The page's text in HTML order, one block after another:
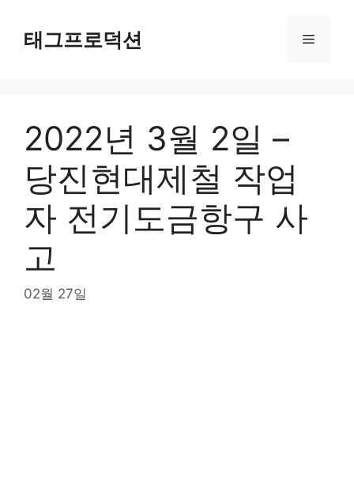
content태그프로덕션 Menu
2022년 3월 2일 –
당진현대제철 작업
자 전기도금항구 사
고
02월 27일